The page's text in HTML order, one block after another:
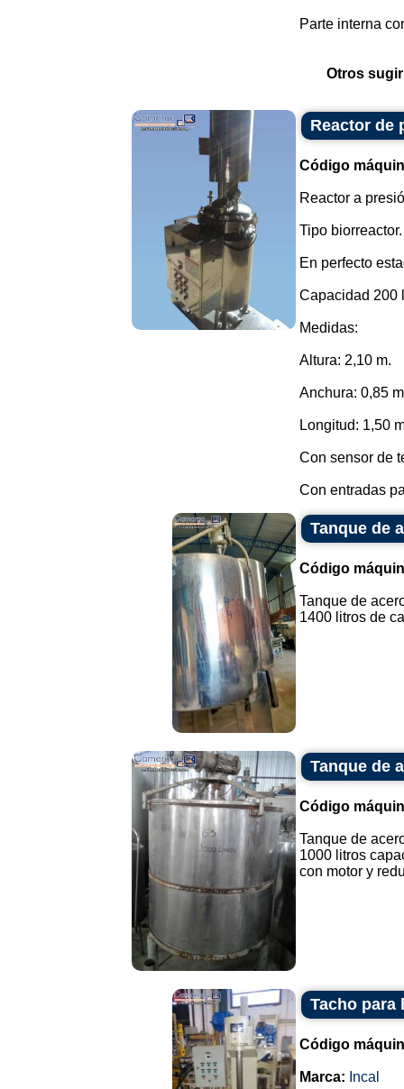
Parte interna
Otros
Reactor de
Código
Reactor a
Tipo biorreactor.
En perfecto
Capacidad 200
Medidas:
Altura: 2,10 m.
Anchura: 0,85
Longitud: 1,50
Con sensor de
Con entradas
Tanque de
Código
Tanque de
1400 litros de
Tanque de
Código
Tanque de
1000 litros
con motor y
Tacho para
Código
Marca: Incal